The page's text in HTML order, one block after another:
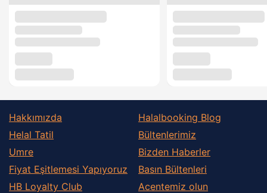
Hakkımızda
Helal Tatil
Umre
Fiyat Eşitlemesi Yapıyoruz
HB Loyalty Club
Halalbooking Blog
Bültenlerimiz
Bizden Haberler
Basın Bültenleri
Acentemiz olun